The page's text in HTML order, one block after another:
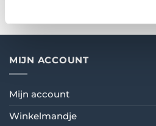
MIJN ACCOUNT
Mijn account
Winkelmandje